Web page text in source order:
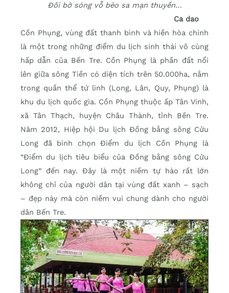
Đôi bờ sóng vỗ bèo sa mạn thuyền…
Ca dao
Cồn Phụng, vùng đất thanh bình và hiền hòa chính
là một trong những điểm du lịch sinh thái vô cùng
hấp dẫn của Bến Tre. Cồn Phụng là phần đất nổi
lên giữa sông Tiền có diện tích trên 50.000ha, nằm
trong quần thể tứ linh (Long, Lân, Quy, Phụng) là
khu du lịch quốc gia. Cồn Phụng thuộc ấp Tân Vinh,
xã Tân Thạch, huyện Châu Thành, tỉnh Bến Tre.
Năm 2012, Hiệp hội Du lịch Đồng bằng sông Cửu
Long đã bình chọn Điểm du lịch Cồn Phụng là
“Điểm du lịch tiêu biểu của Đồng bằng sông Cửu
Long” đến nay. Đây là một niềm tự hào rất lớn
không chỉ của người dân tại vùng đất xanh – sạch
– đẹp này mà còn niềm vui chung dành cho người
dân Bến Tre.